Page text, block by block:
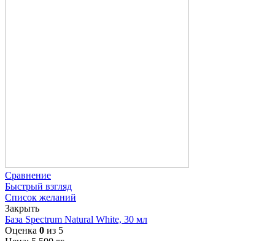
Сравнение
Быстрый взгляд
Список желаний
Закрыть
База Spectrum Natural White, 30 мл
Оценка 0 из 5